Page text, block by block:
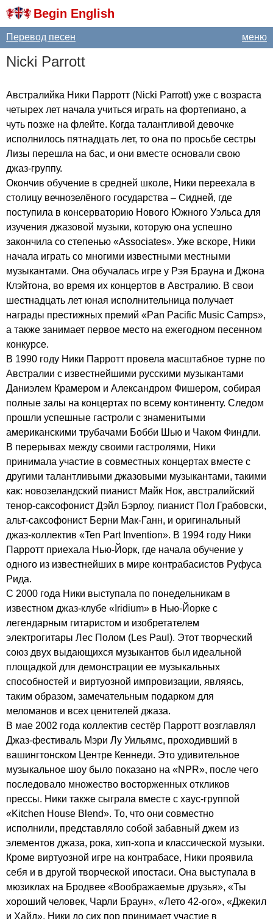
Begin English
меню
Перевод песен
Nicki Parrott
Австралийка Ники Парротт (Nicki Parrott) уже с возраста
четырех лет начала учиться играть на фортепиано, а
чуть позже на флейте. Когда талантливой девочке
исполнилось пятнадцать лет, то она по просьбе сестры
Лизы перешла на бас, и они вместе основали свою
джаз-группу.
Окончив обучение в средней школе, Ники переехала в
столицу вечнозелёного государства – Сидней, где
поступила в консерваторию Нового Южного Уэльса для
изучения джазовой музыки, которую она успешно
закончила со степенью «Associates». Уже вскоре, Ники
начала играть со многими известными местными
музыкантами. Она обучалась игре у Рэя Брауна и Джона
Клэйтона, во время их концертов в Австралию. В свои
шестнадцать лет юная исполнительница получает
награды престижных премий «Pan Pacific Music Camps»,
а также занимает первое место на ежегодном песенном
конкурсе.
В 1990 году Ники Парротт провела масштабное турне по
Австралии с известнейшими русскими музыкантами
Даниэлем Крамером и Александром Фишером, собирая
полные залы на концертах по всему континенту. Следом
прошли успешные гастроли с знаменитыми
американскими трубачами Бобби Шью и Чаком Финдли.
В перерывах между своими гастролями, Ники
принимала участие в совместных концертах вместе с
другими талантливыми джазовыми музыкантами, такими
как: новозеландский пианист Майк Нок, австралийский
тенор-саксофонист Дэйл Бэрлоу, пианист Пол Грабовски,
альт-саксофонист Берни Мак-Ганн, и оригинальный
джаз-коллектив «Ten Part Invention». В 1994 году Ники
Парротт приехала Нью-Йорк, где начала обучение у
одного из известнейших в мире контрабасистов Руфуса
Рида.
С 2000 года Ники выступала по понедельникам в
известном джаз-клубе « Iridium» в Нью-Йорке с
легендарным гитаристом и изобретателем
электрогитары Лес Полом (Les Paul ). Этот творческий
союз двух выдающихся музыкантов был идеальной
площадкой для демонстрации ее музыкальных
способностей и виртуозной импровизации, являясь,
таким образом, замечательным подарком для
меломанов и всех ценителей джаза.
В мае 2002 года коллектив сестёр Парротт возглавлял
Джаз-фестиваль Мэри Лу Уильямс, проходивший в
вашингтонском Центре Кеннеди. Это удивительное
музыкальное шоу было показано на «NPR», после чего
последовало множество восторженных откликов
прессы. Ники также сыграла вместе с хаус-группой
«Kitchen House Blend». То, что они совместно
исполнили, представляло собой забавный джем из
элементов джаза, рока, хип-хопа и классической музыки.
Кроме виртуозной игре на контрабасе, Ники проявила
себя и в другой творческой ипостаси. Она выступала в
мюзиклах на Бродвее «Воображаемые друзья», «Ты
хороший человек, Чарли Браун», «Лето 42-ого», «Джекил
и Хайд». Ники до сих пор принимает участие в